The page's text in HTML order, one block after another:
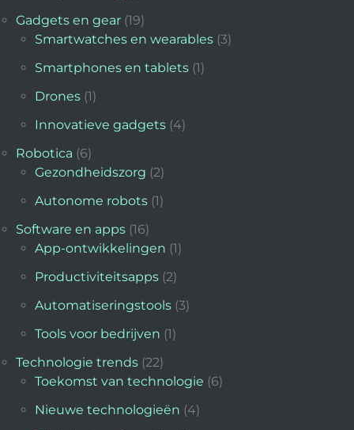
Gadgets en gear (19)
Smartwatches en wearables (3)
Smartphones en tablets (1)
Drones (1)
Innovatieve gadgets (4)
Robotica (6)
Gezondheidszorg (2)
Autonome robots (1)
Software en apps (16)
App-ontwikkelingen (1)
Productiviteitsapps (2)
Automatiseringstools (3)
Tools voor bedrijven (1)
Technologie trends (22)
Toekomst van technologie (6)
Nieuwe technologieën (4)